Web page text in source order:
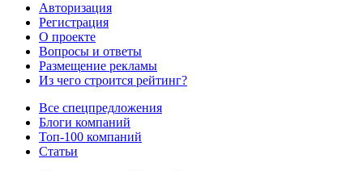
Авторизация
Регистрация
О проекте
Вопросы и ответы
Размещение рекламы
Из чего строится рейтинг?
Все спецпредложения
Блоги компаний
Топ-100 компаний
Статьи